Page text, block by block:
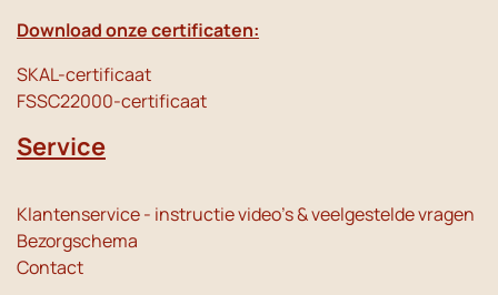
Download onze certificaten:
SKAL-certificaat
FSSC22000-certificaat
Service
Klantenservice - instructie video's & veelgestelde vragen
Bezorgschema
Contact